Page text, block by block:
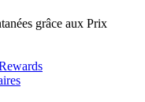
grâce aux Prix